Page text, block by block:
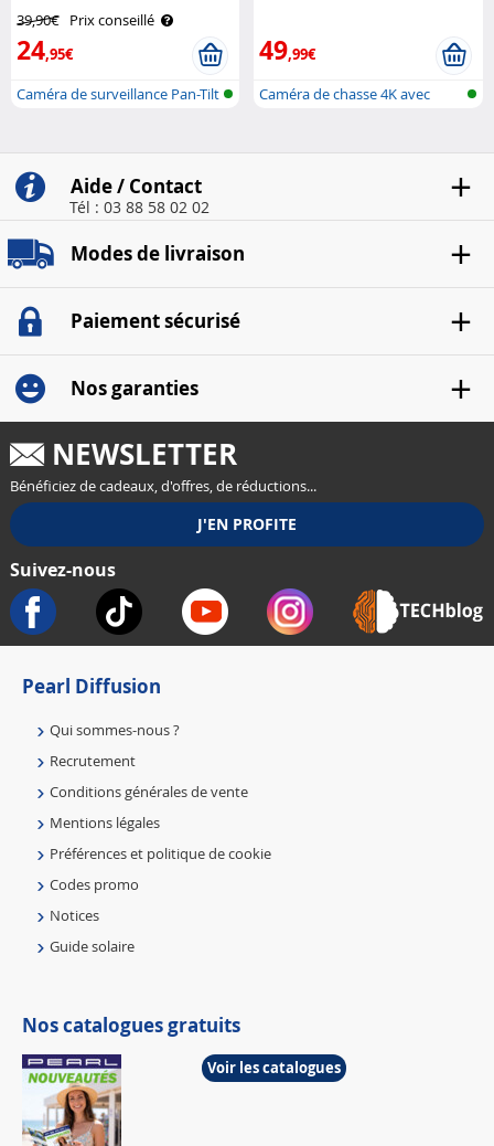
39,90€ Prix conseillé
24,95€
Caméra de surveillance Pan-Tilt
49,99€
Caméra de chasse 4K avec
Aide / Contact
Tél : 03 88 58 02 02
Modes de livraison
Paiement sécurisé
Nos garanties
NEWSLETTER
Bénéficiez de cadeaux, d'offres, de réductions...
Suivez-nous
Pearl Diffusion
Qui sommes-nous ?
Recrutement
Conditions générales de vente
Mentions légales
Préférences et politique de cookie
Codes promo
Notices
Guide solaire
Nos catalogues gratuits
Voir les catalogues